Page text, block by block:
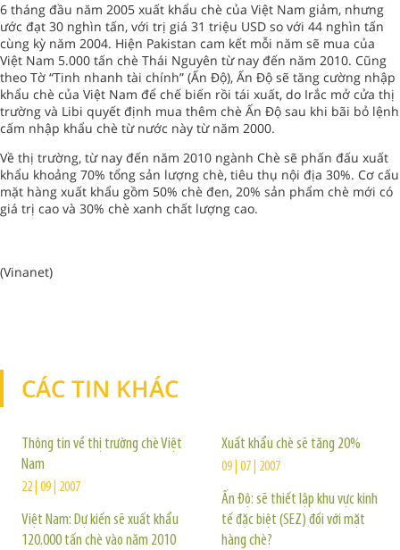
6 tháng đầu năm 2005 xuất khẩu chè của Việt Nam giảm, nhưng
ước đạt 30 nghìn tấn, với trị giá 31 triệu USD so với 44 nghìn tấn
cùng kỳ năm 2004. Hiện Pakistan cam kết mỗi năm sẽ mua của
Việt Nam 5.000 tấn chè Thái Nguyên từ nay đến năm 2010. Cũng
theo Tờ “Tinh nhanh tài chính” (Ấn Độ), Ấn Độ sẽ tăng cường nhập
khẩu chè của Việt Nam để chế biến rồi tái xuất, do Irắc mở cửa thị
trường và Libi quyết định mua thêm chè Ấn Độ sau khi bãi bỏ lệnh
cấm nhập khẩu chè từ nước này từ năm 2000.
Về thị trường, từ nay đến năm 2010 ngành Chè sẽ phấn đấu xuất
khẩu khoảng 70% tổng sản lượng chè, tiêu thụ nội địa 30%. Cơ cấu
mặt hàng xuất khẩu gồm 50% chè đen, 20% sản phẩm chè mới có
giá trị cao và 30% chè xanh chất lượng cao.
(Vinanet)
CÁC TIN KHÁC
Thông tin về thị trường chè Việt
Nam
22 | 09 | 2007
Việt Nam: Dự kiến sẽ xuất khẩu
120.000 tấn chè vào năm 2010
Xuất khẩu chè sẽ tăng 20%
09 | 07 | 2007
Ấn Độ: sẽ thiết lập khu vực kinh
tế đặc biệt (SEZ) đối với mặt
hàng chè?